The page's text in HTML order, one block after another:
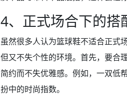
4、正式场合下的搭
虽然很多人认为篮球鞋不适合正式
但又不失个性的环境。首先，要合
简约而不失优雅感。例如，一双低
扮中的时尚指数。